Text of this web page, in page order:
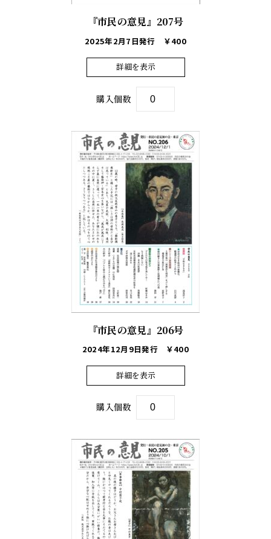
『市民の意見』207号
2025年2月7日発行 ￥400
詳細を表示
購入個数
『市民の意見』206号
2024年12月9日発行 ￥400
詳細を表示
購入個数